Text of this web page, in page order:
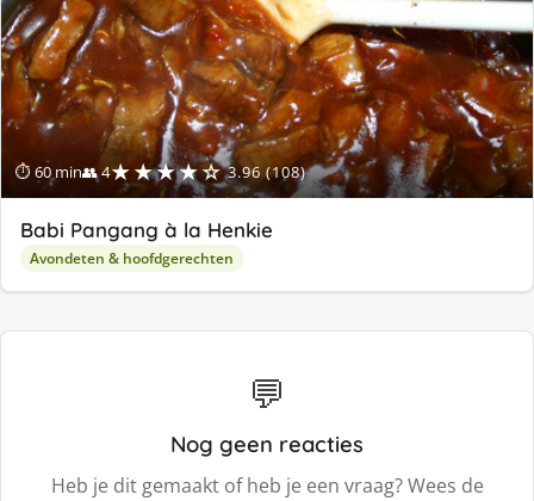
⏱ 60 min👥 4★★★★☆ 3.96 (108)
Babi Pangang à la Henkie
Avondeten & hoofdgerechten
💬
Nog geen reacties
Heb je dit gemaakt of heb je een vraag? Wees de